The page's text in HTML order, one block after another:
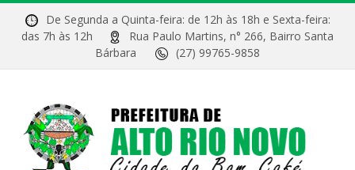
De Segunda a Quinta-feira: de 12h às 18h e Sexta-feira:
das 7h às 12h
Rua Paulo Martins, n° 266, Bairro Santa
Bárbara
(27) 99765-9858